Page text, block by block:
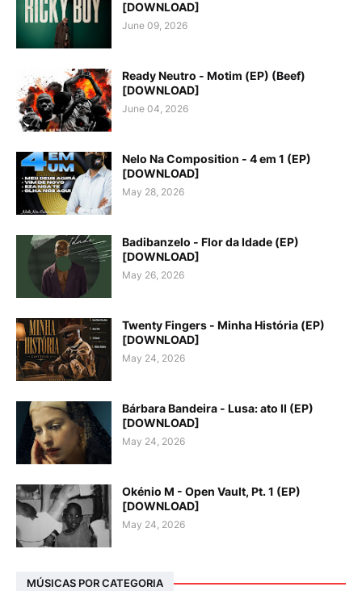
[DOWNLOAD]
June 09, 2026
Ready Neutro - Motim (EP) (Beef)
[DOWNLOAD]
June 04, 2026
Nelo Na Composition - 4 em 1 (EP)
[DOWNLOAD]
May 28, 2026
Badibanzelo - Flor da Idade (EP)
[DOWNLOAD]
May 26, 2026
Twenty Fingers - Minha História (EP)
[DOWNLOAD]
May 24, 2026
Bárbara Bandeira - Lusa: ato II (EP)
[DOWNLOAD]
May 24, 2026
Okénio M - Open Vault, Pt. 1 (EP)
[DOWNLOAD]
May 24, 2026
MÚSICAS POR CATEGORIA